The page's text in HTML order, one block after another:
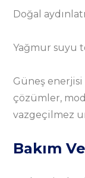
Doğal
Yağmur suyu
Güneş
çözümler,
vazgeçilmez
Bakım